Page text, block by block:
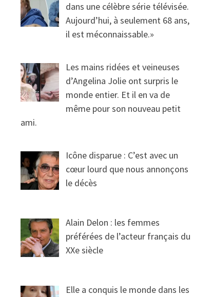
dans une célèbre série télévisée.
Aujourd’hui, à seulement 68 ans,
il est méconnaissable.»
Les mains ridées et veineuses
d’Angelina Jolie ont surpris le
monde entier. Et il en va de
même pour son nouveau petit
ami.
Icône disparue : C’est avec un
cœur lourd que nous annonçons
le décès
Alain Delon : les femmes
préférées de l’acteur français du
XXe siècle
Elle a conquis le monde dans les